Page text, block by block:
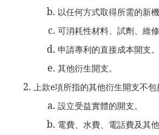
以任何方式取得所需的新
可消耗性材料、試劑、維修
申請專利的直接成本開支。
其他衍生開支。
上款e項所指的其他衍生開支不包
設立受益實體的開支。
電費、水費、電話費及其